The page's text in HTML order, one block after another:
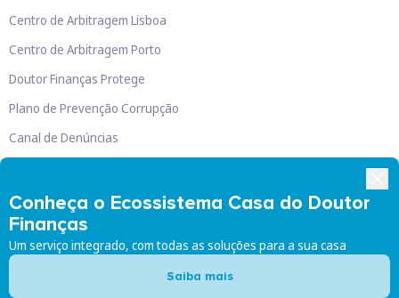
Conheça o Ecossistema Casa do Doutor
Finanças
Um serviço integrado, com todas as soluções para a sua casa
Saiba mais
Centro de Arbitragem Lisboa
Centro de Arbitragem Porto
Doutor Finanças Protege
Plano de Prevenção Corrupção
Canal de Denúncias
Doutor Finanças, Lda